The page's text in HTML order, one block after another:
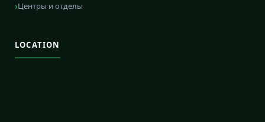
Центры и отделы
LOCATION